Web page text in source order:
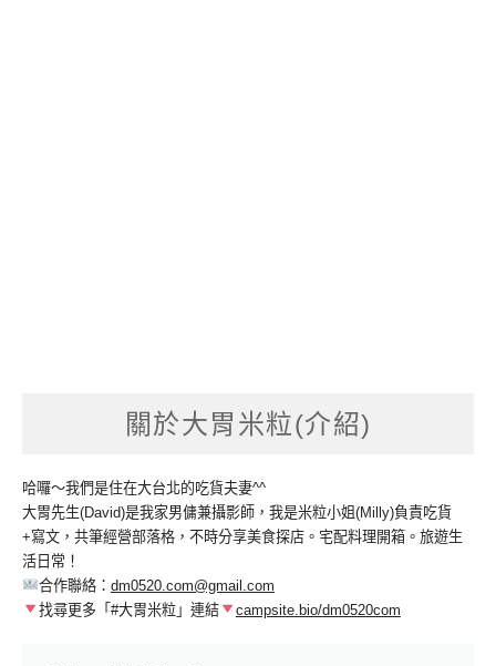
關於大胃米粒(介紹)
哈囉～我們是住在大台北的吃貨夫妻^^
大胃先生(David)是我家男傭兼攝影師，我是米粒小姐(Milly)負責吃貨
+寫文，共筆經營部落格，不時分享美食探店。宅配料理開箱。旅遊生
活日常！
合作聯絡： dm0520.com@gmail.com
找尋更多「#大胃米粒」連結
campsite.bio/dm0520com